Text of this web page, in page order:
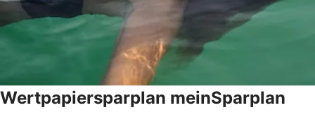
Wertpapiersparplan meinSparplan